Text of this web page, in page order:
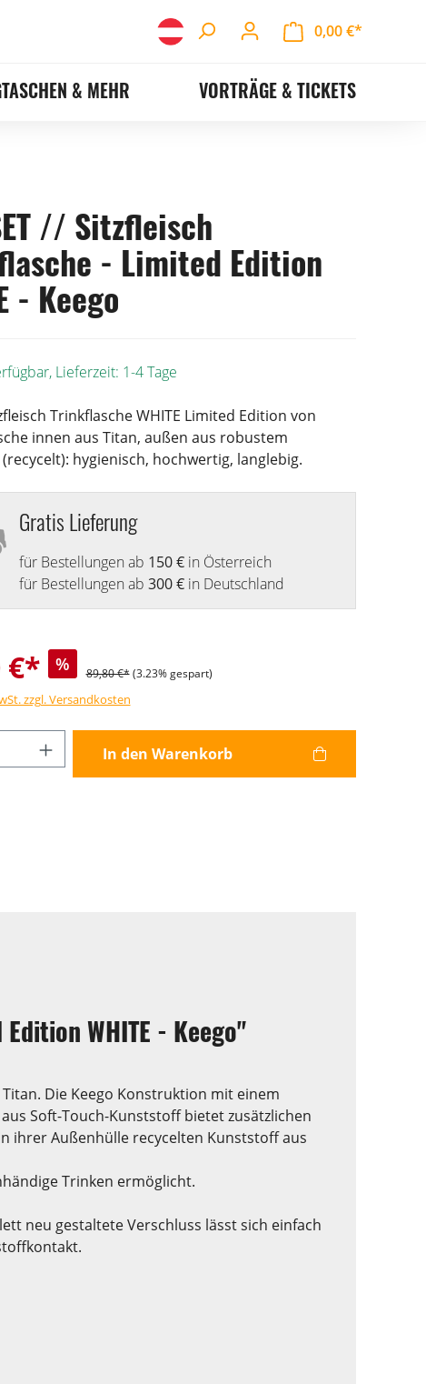
0,00 €*
& MEHR VORTRÄGE & TICKETS
// Sitzfleisch
- Limited Edition
- Keego
Lieferzeit: 1-4 Tage
Trinkflasche WHITE Limited Edition von
innen aus Titan, außen aus robustem
hygienisch, hochwertig, langlebig.
Gratis Lieferung
für Bestellungen ab 150 €in Österreich
für Bestellungen ab 300 €in Deutschland
€* % 89,80 €* (3.23% gespart)
zzgl. Versandkosten
Anzahl: Gib den gewünschten Wert
In den Warenkorb
WHITE - Keego"
Die Keego Konstruktion mit einem
Soft-Touch-Kunststoff bietet zusätzlichen
ihrer Außenhülle recycelten Kunststoff aus
Trinken ermöglicht.
neu gestaltete Verschluss lässt sich einfach